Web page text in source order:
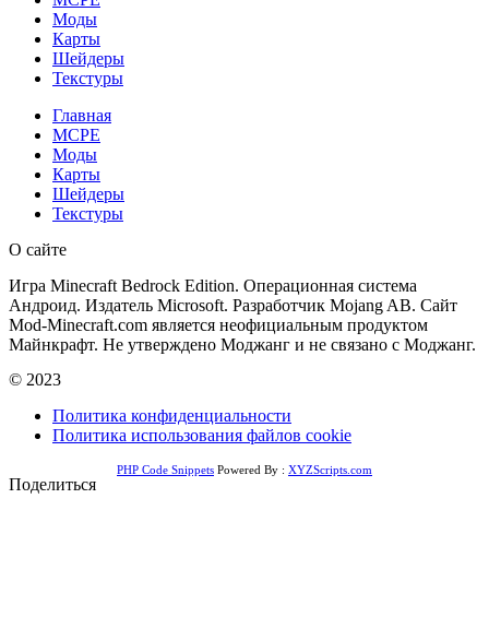
Моды
Карты
Шейдеры
Текстуры
Главная
MCPE
Моды
Карты
Шейдеры
Текстуры
О сайте
Игра Minecraft Bedrock Edition. Операционная система
Андроид. Издатель Microsoft. Разработчик Mojang AB. Сайт
Mod-Minecraft.com является неофициальным продуктом
Майнкрафт. Не утверждено Моджанг и не связано с Моджанг.
© 2023
Политика конфиденциальности
Политика использования файлов cookie
PHP Code Snippets Powered By : XYZScripts.com
Поделиться